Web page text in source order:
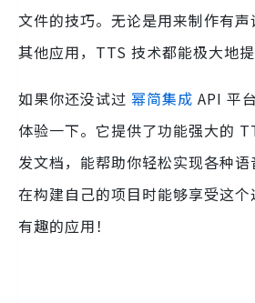
文件的技巧。无论是用来制作有
其他应用，TTS 技术都能极大地提
如果你还没试过 幂简集成 API 平
体验一下。它提供了功能强大的
发文档，能帮助你轻松实现各种
在构建自己的项目时能够享受这
有趣的应用！